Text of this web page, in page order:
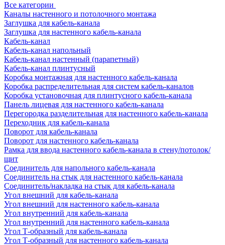
Все категории
Каналы настенного и потолочного монтажа
Заглушка для кабель-канала
Заглушка для настенного кабель-канала
Кабель-канал
Кабель-канал напольный
Кабель-канал настенный (парапетный)
Кабель-канал плинтусный
Коробка монтажная для настенного кабель-канала
Коробка распределительная для систем кабель-каналов
Коробка установочная для плинтусного кабель-канала
Панель лицевая для настенного кабель-канала
Перегородка разделительная для настенного кабель-канала
Переходник для кабель-канала
Поворот для кабель-канала
Поворот для настенного кабель-канала
Рамка для ввода настенного кабель-канала в стену/потолок/
щит
Соединитель для напольного кабель-канала
Соединитель на стык для настенного кабель-канала
Соединитель/накладка на стык для кабель-канала
Угол внешний для кабель-канала
Угол внешний для настенного кабель-канала
Угол внутренний для кабель-канала
Угол внутренний для настенного кабель-канала
Угол Т-образный для кабель-канала
Угол Т-образный для настенного кабель-канала